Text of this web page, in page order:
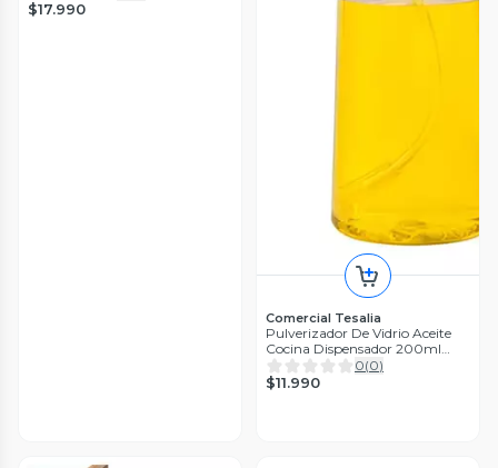
$17.990
Comercial Tesalia
Pulverizador De Vidrio Aceite
Cocina Dispensador 200ml
Spray Negro
0(0)
$11.990